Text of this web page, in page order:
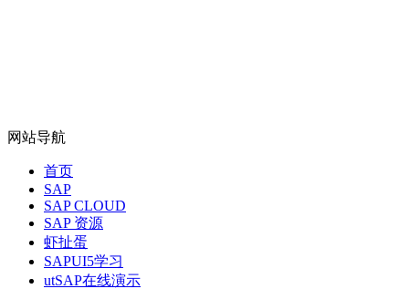
网站导航
首页
SAP
SAP CLOUD
SAP 资源
虾扯蛋
SAPUI5学习
utSAP在线演示